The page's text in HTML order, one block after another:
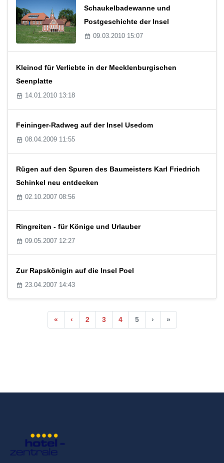
Schaukelbadewanne und
Postgeschichte der Insel
09.03.2010 15:07
Kleinod für Verliebte in der Mecklenburgischen
Seenplatte
14.01.2010 13:18
Feininger-Radweg auf der Insel Usedom
08.04.2009 11:55
Rügen auf den Spuren des Baumeisters Karl Friedrich
Schinkel neu entdecken
02.10.2007 08:56
Ringreiten - für Könige und Urlauber
09.05.2007 12:27
Zur Rapskönigin auf die Insel Poel
23.04.2007 14:43
« ‹ 2 3 4 5 › »